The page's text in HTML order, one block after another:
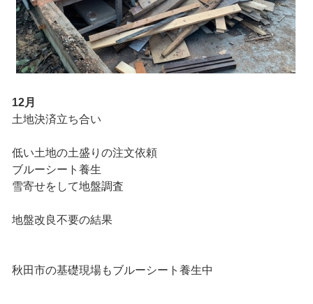
12月
土地決済立ち合い
低い土地の土盛りの注文依頼
ブルーシート養生
雪寄せをして地盤調査
地盤改良不要の結果
秋田市の基礎現場もブルーシート養生中